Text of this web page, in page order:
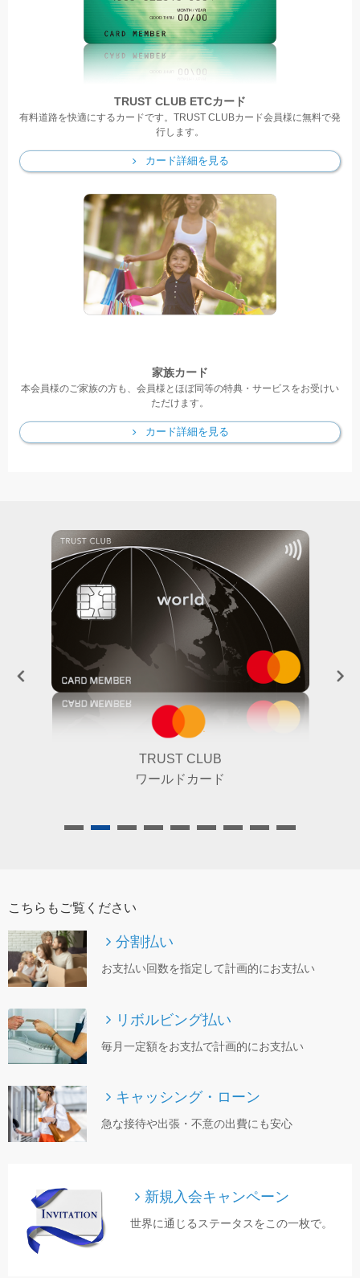
TRUST CLUB ETCカード
有料道路を快適にするカードです。 TRUST CLUBカード会員様に無料で発
行します。
カード詳細を見る
家族カード
本会員様のご家族の方も、会員様とほぼ同等の特典・サービスをお受けい
ただけます。
カード詳細を見る
TRUST CLUB
ワールドカード
こちらもご覧ください
分割払い
お支払い回数を指定して計画的にお支払い
リボルビング払い
毎月一定額をお支払で計画的にお支払い
キャッシング・ローン
急な接待や出張・不意の出費にも安心
新規入会キャンペーン
世界に通じるステータスをこの一枚で。